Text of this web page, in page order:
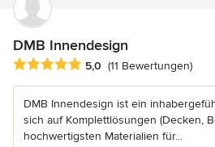
DMB Innendesign
Durchschnittliche Bewertung: 5 von
5,0 (11 Bewertungen)
DMB Innendesign ist ein
sich auf Komplettlösungen (Decken,
hochwertigsten Materialien für...